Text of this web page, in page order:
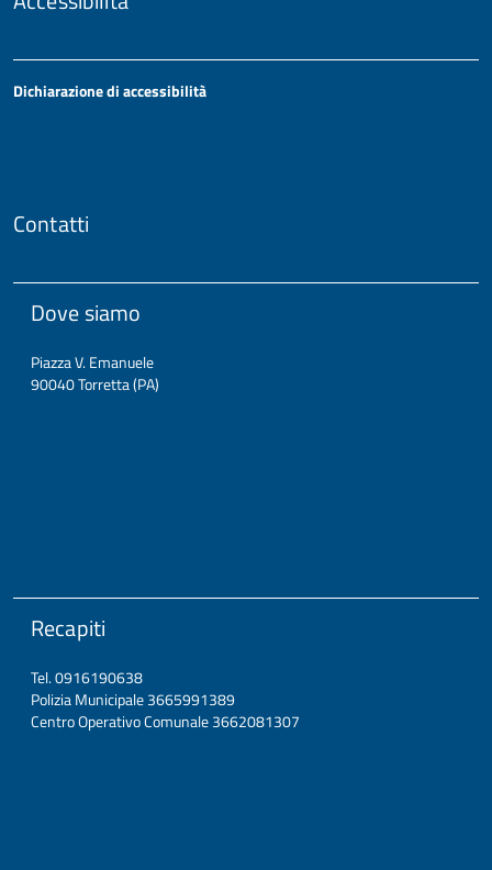
Dichiarazione di accessibilità
Contatti
Dove siamo
Piazza V. Emanuele
90040 Torretta (PA)
Recapiti
Tel. 0916190638
Polizia Municipale 3665991389
Centro Operativo Comunale 3662081307